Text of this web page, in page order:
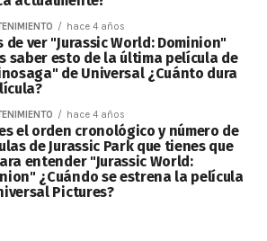
hace 4 años
de ver "Jurassic World: Dominion"
saber esto de la última película de
de Universal ¿Cuánto dura
hace 4 años
el orden cronológico y número de
de Jurassic Park que tienes que
entender "Jurassic World:
¿Cuándo se estrena la película
Pictures?